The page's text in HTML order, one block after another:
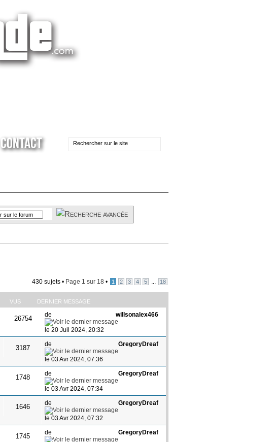
Contact
430 sujets • Page 1 sur 18 • 1 2 3 4 5 18
VUS DERNIER MESSAGE
26754 dewillsonalex466
le 20 Juil 2024, 20:32
3187 deGregoryDreaf
le 03 Avr 2024, 07:36
1748 deGregoryDreaf
le 03 Avr 2024, 07:34
1646 deGregoryDreaf
le 03 Avr 2024, 07:32
1745 deGregoryDreaf